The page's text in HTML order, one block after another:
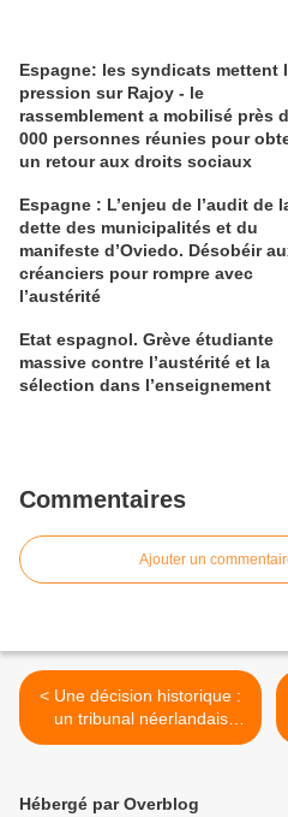
Espagne: les syndicats mettent
pression sur Rajoy - le
rassemblement a mobilisé près
000 personnes réunies pour
un retour aux droits sociaux
Espagne : L’enjeu de l’audit de
dette des municipalités et du
manifeste d’Oviedo. Désobéir
créanciers pour rompre avec
l’austérité
Etat espagnol. Grève étudiante
massive contre l’austérité et la
sélection dans l’enseignement
Commentaires
Ajouter un
< Une décision historique :
un tribunal néerlandais
impose à l’Etat d’agir contre
Hébergé par Overblog